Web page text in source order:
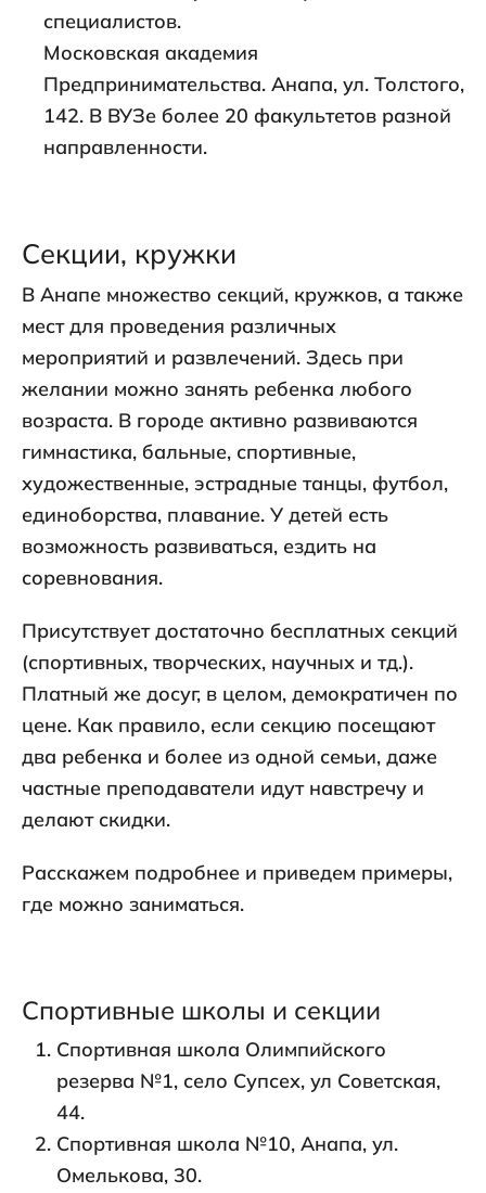
специалистов.
Московская академия
Предпринимательства. Анапа, ул. Толстого,
142. В ВУЗе более 20 факультетов разной
направленности.
Секции, кружки
В Анапе множество секций, кружков, а также
мест для проведения различных
мероприятий и развлечений. Здесь при
желании можно занять ребенка любого
возраста. В городе активно развиваются
гимнастика, бальные, спортивные,
художественные, эстрадные танцы, футбол,
единоборства, плавание. У детей есть
возможность развиваться, ездить на
соревнования.
Присутствует достаточно бесплатных секций
(спортивных, творческих, научных и тд.).
Платный же досуг, в целом, демократичен по
цене. Как правило, если секцию посещают
два ребенка и более из одной семьи, даже
частные преподаватели идут навстречу и
делают скидки.
Расскажем подробнее и приведем примеры,
где можно заниматься.
Спортивные школы и секции
Спортивная школа Олимпийского
резерва №1, село Супсех, ул Советская,
44.
Спортивная школа №10, Анапа, ул.
Омелькова, 30.